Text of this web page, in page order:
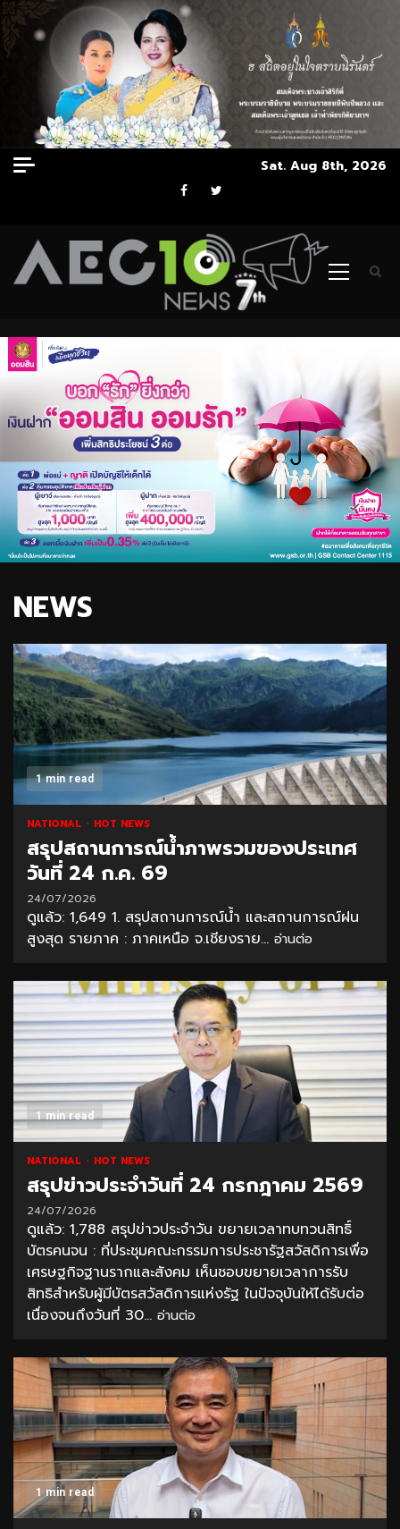
Skip
to
Sat. Aug 8th, 2026
Facebook
Twitter
Primary
NEWS
1 min read
NATIONAL HOT NEWS
สรุปสถานการณ์น้ำภาพรวมของประเทศ
วันที่ 24 ก.ค. 69
24/07/2026
ดูแล้ว: 1,649 1. สรุปสถานการณ์น้ำ และสถานการณ์ฝน
สูงสุด รายภาค : ภาคเหนือ จ.เชียงราย... อ่านต่อ
1 min read
NATIONAL HOT NEWS
สรุปข่าวประจำวันที่ 24 กรกฎาคม 2569
24/07/2026
ดูแล้ว: 1,788 สรุปข่าวประจำวัน ขยายเวลาทบทวนสิทธิ์
บัตรคนจน : ที่ประชุมคณะกรรมการประชารัฐสวัสดิการเพื่อ
เศรษฐกิจฐานรากและสังคม เห็นชอบขยายเวลาการรับ
สิทธิสำหรับผู้มีบัตรสวัสดิการแห่งรัฐ ในปัจจุบันให้ได้รับต่อ
เนื่องจนถึงวันที่ 30... อ่านต่อ
1 min read